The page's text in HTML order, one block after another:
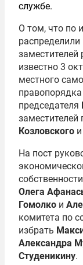
службе.
О том, что по
распределили
заместителей
известно 3
местного
председателя
Козловского и
На пост
Олега
Гомолко и
комитета по
избрать
Александра
Студеникину.